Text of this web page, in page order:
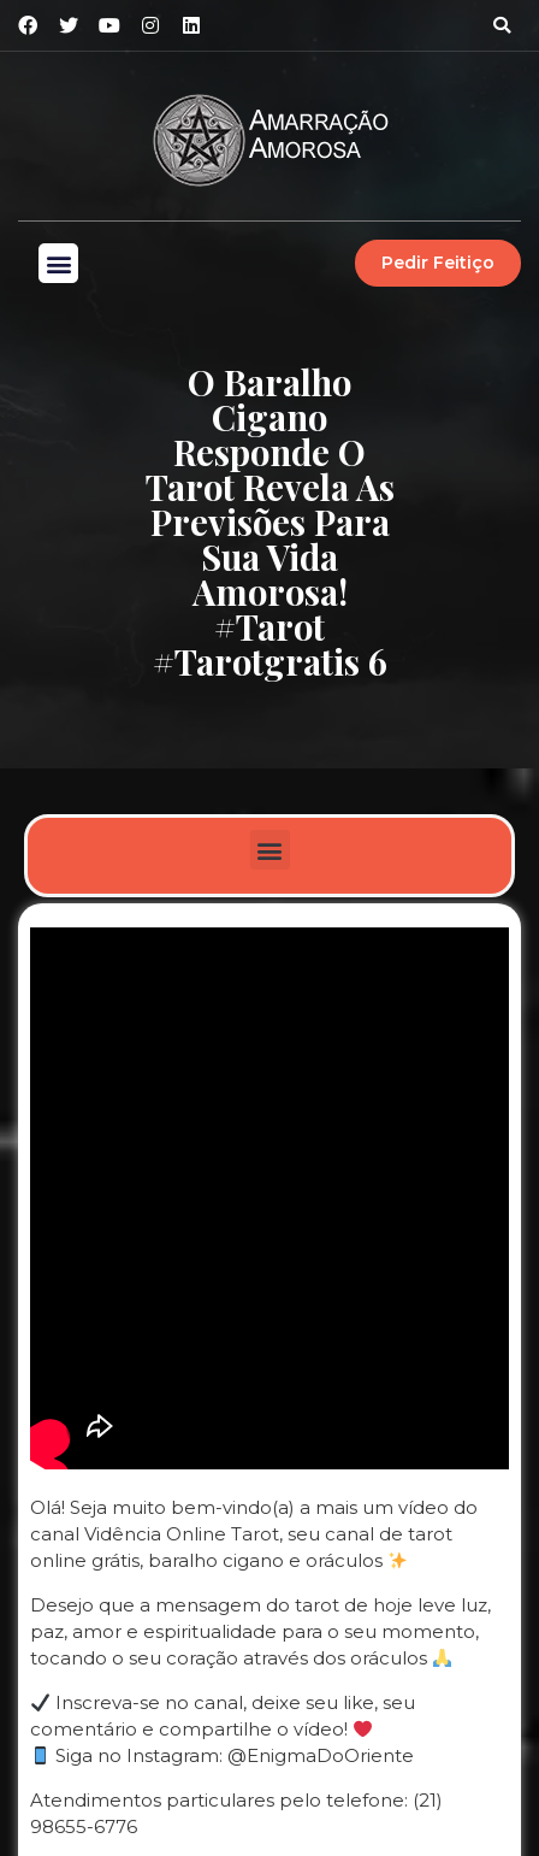
Pedir Feitiço
O Baralho
Cigano
Responde O
Tarot Revela As
Previsões Para
Sua Vida
Amorosa!
#tarot
#tarotgratis 6
Olá! Seja muito bem-vindo(a) a mais um vídeo do
canal Vidência Online Tarot, seu canal de tarot
online grátis, baralho cigano e oráculos
Desejo que a mensagem do tarot de hoje leve luz,
paz, amor e espiritualidade para o seu momento,
tocando o seu coração através dos oráculos
Inscreva-se no canal, deixe seu like, seu
comentário e compartilhe o vídeo!
Siga no Instagram: @EnigmaDoOriente
Atendimentos particulares pelo telefone: (21)
98655-6776